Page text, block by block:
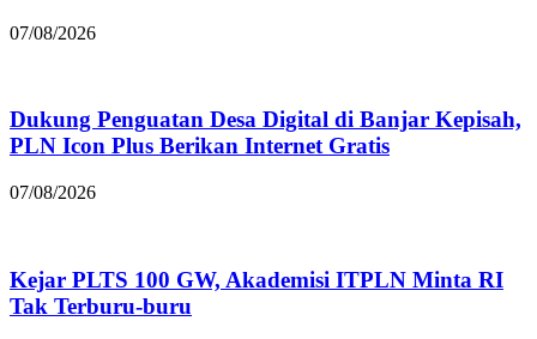
07/08/2026
Dukung Penguatan Desa Digital di Banjar Kepisah,
PLN Icon Plus Berikan Internet Gratis
07/08/2026
Kejar PLTS 100 GW, Akademisi ITPLN Minta RI
Tak Terburu-buru